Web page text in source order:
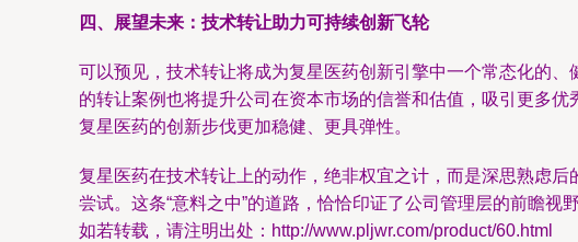
四、展望未来：技术转让助力可持续创新飞轮
可以预见，技术转让将成为复星医药创新引擎中一个常态化的
的转让案例也将提升公司在资本市场的信誉和估值，吸引更多
复星医药的创新步伐更加稳健、更具弹性。
复星医药在技术转让上的动作，绝非权宜之计，而是深思熟虑
尝试。这条“意料之中”的道路，恰恰印证了公司管理层的前瞻
如若转载，请注明出处：http://www.pljwr.com/product/60.html